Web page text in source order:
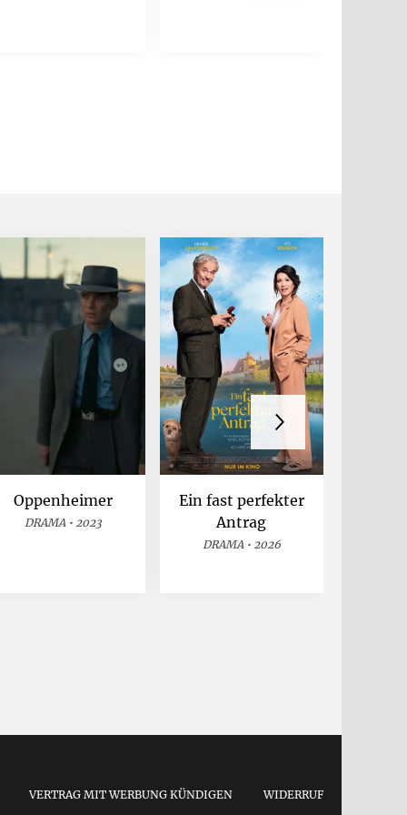
Oppenheimer
DRAMA • 2023
Ein fast perfekter
Antrag
DRAMA • 2026
VERTRAG MIT WERBUNG KÜNDIGEN
WIDERRUF